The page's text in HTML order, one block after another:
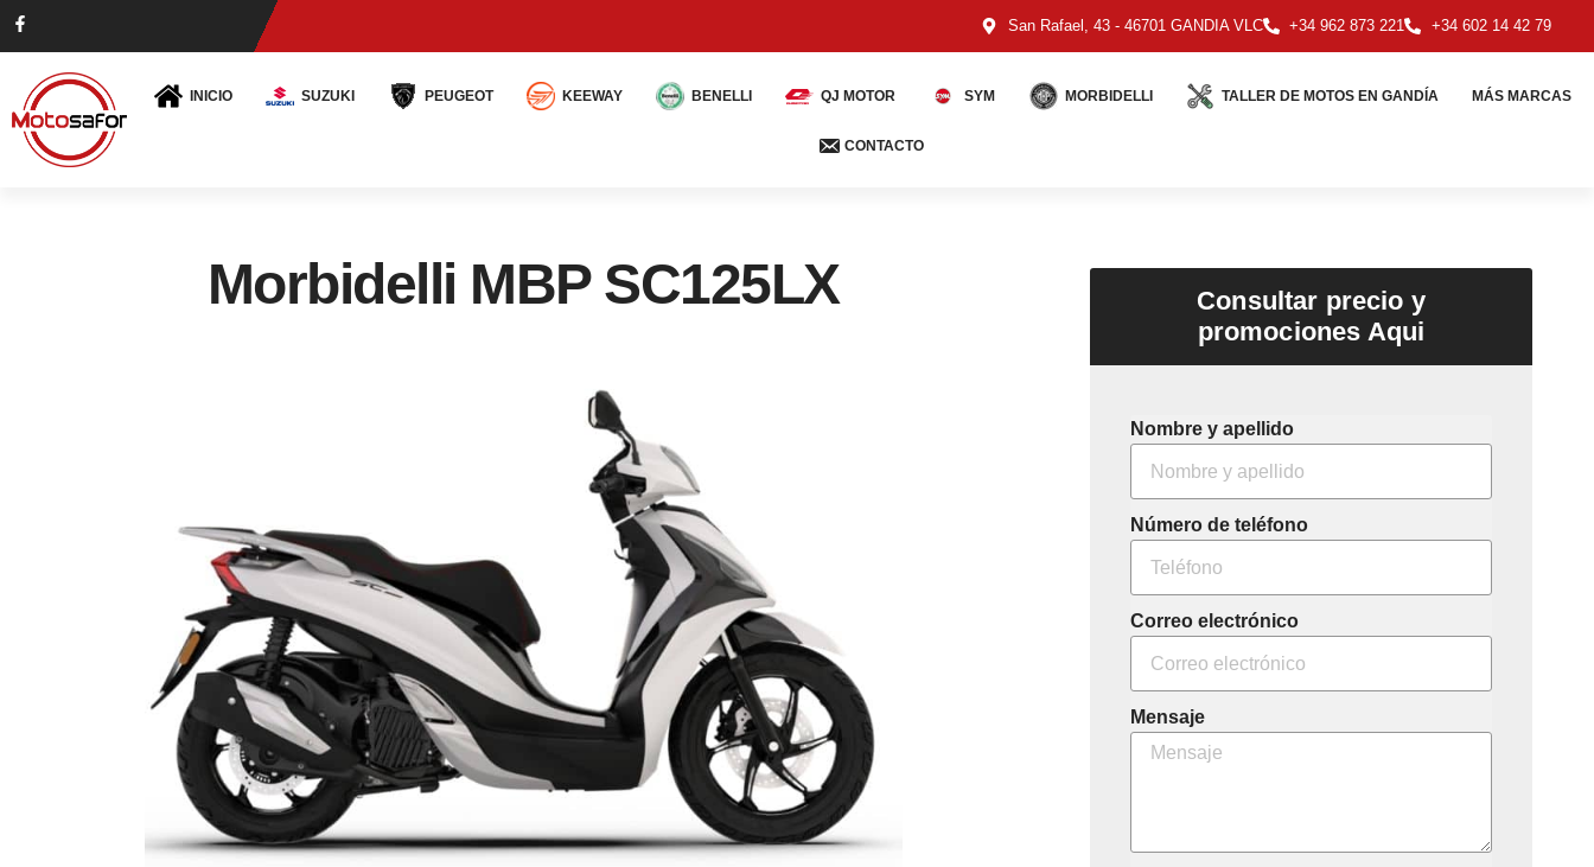
San Rafael, 43 - 46701 GANDIA VLC +34 962 873 221 +34 602 14 42 79
INICIO SUZUKI PEUGEOT KEEWAY BENELLI QJ MOTOR SYM MORBIDELLI TALLER DE MOTOS EN GANDÍA MÁS MARCAS
CONTACTO
Morbidelli MBP SC125LX
Consultar precio y
promociones Aqui
Nombre y apellido
Número de teléfono
Correo electrónico
Mensaje